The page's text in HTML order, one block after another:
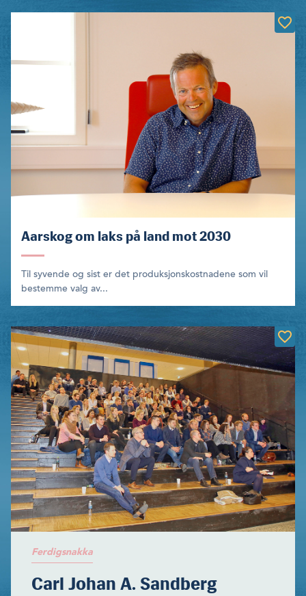
Aarskog om laks på land mot 2030
Til syvende og sist er det produksjonskostnadene som vil
bestemme valg av...
Ferdigsnakka
Carl Johan A. Sandberg